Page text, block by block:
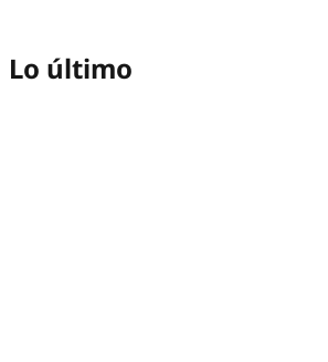
Lo último